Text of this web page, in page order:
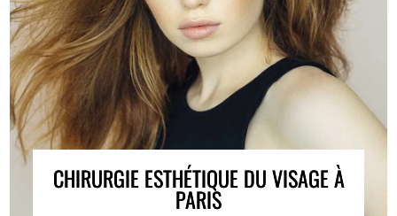
CHIRURGIE ESTHÉTIQUE DU VISAGE À
PARIS